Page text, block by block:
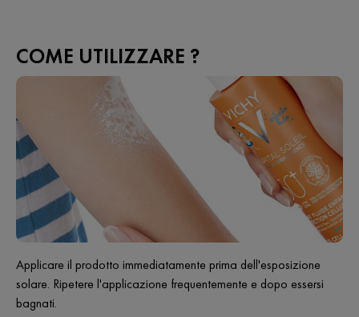
COME UTILIZZARE ?
Applicare il prodotto immediatamente prima dell'esposizione
solare. Ripetere l'applicazione frequentemente e dopo essersi
bagnati.